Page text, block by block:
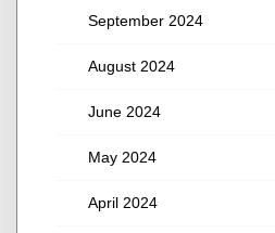
September 2024
August 2024
June 2024
May 2024
April 2024